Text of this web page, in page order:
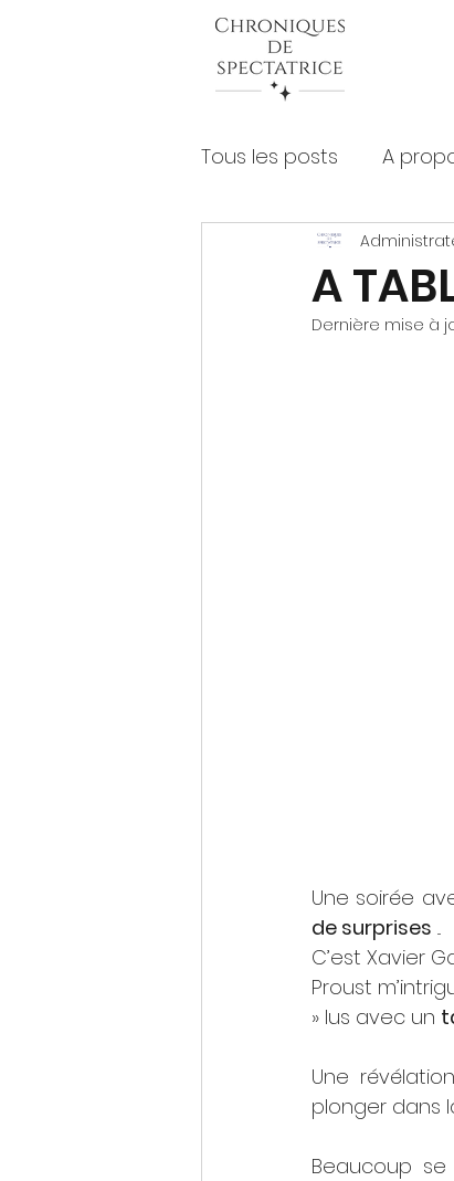
Tous les posts A
Chroniques de
Expositions et
A
Dernière mise à
Une soirée
de surprises ...
C’est Xavier
Proust
» lus avec un
Une
plonger dans
Beaucoup